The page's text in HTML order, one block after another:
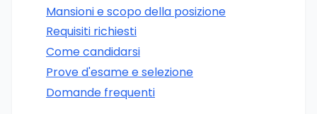
Mansioni e scopo della posizione
Requisiti richiesti
Come candidarsi
Prove d'esame e selezione
Domande frequenti